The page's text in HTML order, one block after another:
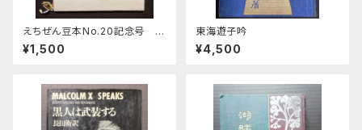
えちぜん豆本No.20記念号 い
ろは短歌
¥1,500
東海遊子吟
¥4,500